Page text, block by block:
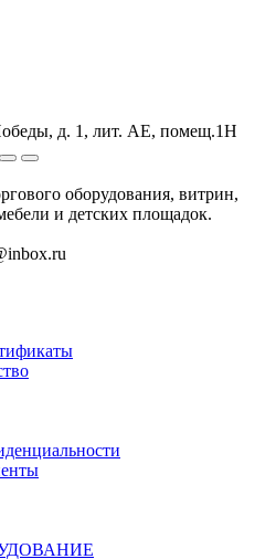
д. 1, лит. АЕ, помещ.1Н
оборудования, витрин,
и детских площадок.